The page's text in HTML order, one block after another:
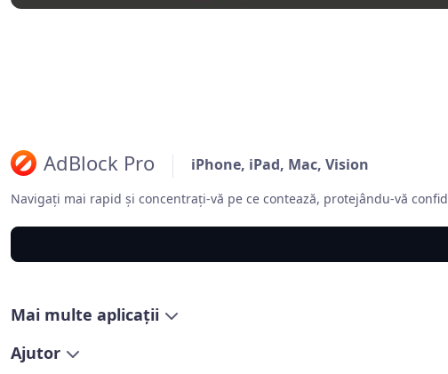
AdBlock Pro iPhone, iPad, Mac, Vision
Navigați mai rapid și concentrați-vă pe ce contează, protejându-vă
Mai multe aplicații
Ajutor